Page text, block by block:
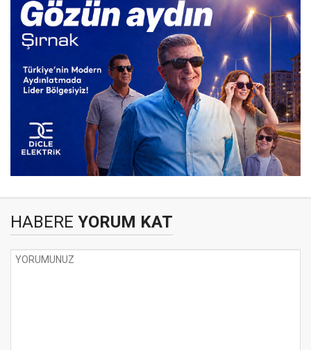
HABERE YORUM KAT